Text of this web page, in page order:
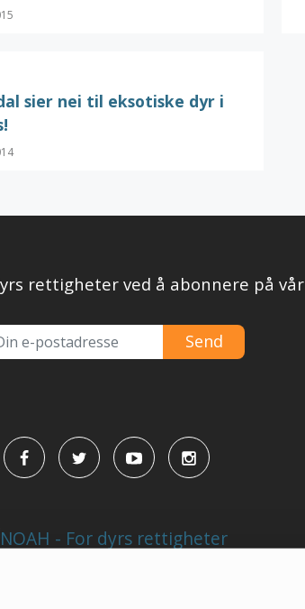
sier nei til eksotiske dyr i
rettigheter ved å abonnere på
rettigheter